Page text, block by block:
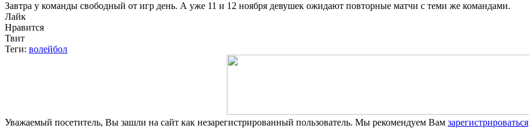
Завтра у команды свободный от игр день. А уже 11 и 12 ноября девушек ожидают повторные матчи с теми же командами.
Лайк
Нравится
Твит
Теги: волейбол
Уважаемый посетитель, Вы зашли на сайт как незарегистрированный пользователь. Мы рекомендуем Вам зарегистрироваться